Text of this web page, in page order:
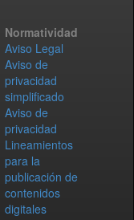
Normatividad
Aviso Legal
Aviso de
privacidad
simplificado
Aviso de
privacidad
Lineamientos
para la
publicación de
contenidos
digitales